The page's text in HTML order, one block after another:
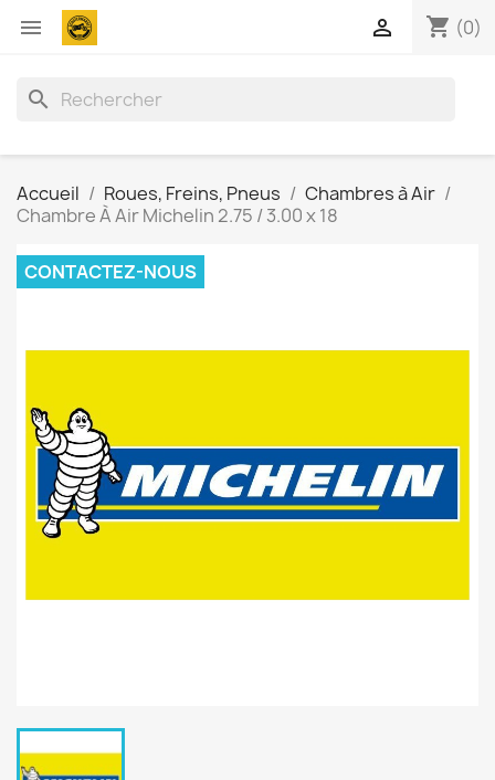
 shopping_cart (0)

search
Accueil Roues, Freins, Pneus
Chambres à Air
Chambre À Air Michelin 2.75 / 3.00 x 18
CONTACTEZ-NOUS